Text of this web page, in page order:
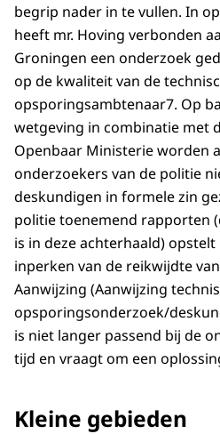
begrip nader in te vullen. In
heeft mr. Hoving verbonden
Groningen een onderzoek
op de kwaliteit van de
opsporingsambtenaar7. Op
wetgeving in combinatie met
Openbaar Ministerie worden
onderzoekers van de politie
deskundigen in formele zin
politie toenemend rapporten
is in deze achterhaald)
inperken van de reikwijdte
Aanwijzing (Aanwijzing
opsporingsonderzoek/
is niet langer passend bij de
tijd en vraagt om een
Kleine gebieden